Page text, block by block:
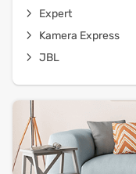
Expert
Kamera Express
JBL